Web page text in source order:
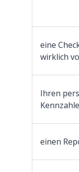
eine
wirklich
Ihren
einen